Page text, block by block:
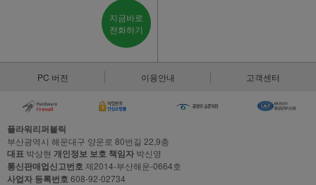
지금바로
전화하기
PC 버전 이용안내 고객센터
플라워리퍼블릭
부산광역시 해운대구 양운로 80번길 22,9층
대표 박상현 개인정보 보호 책임자 박신영
통신판매업신고번호제2014-부산해운-0664호
사업자 등록번호608-92-02734